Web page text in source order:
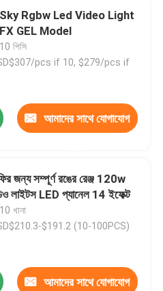
Rgbw Led Video Light
GEL Model
পিসি
pcs if 10, $279/pcs if
আমাদের সাথে যোগাযোগ
জন্য সম্পূর্ণ রঙের রেঞ্জ 120w
লাইটস LED প্যানেল 14 ইফেক্ট
খানা
$191.2 (10-100PCS)
আমাদের সাথে যোগাযোগ ফটোগ্রাফিক DMX 24 ওয়াট রিচার্জেবল LED টিউব লাইট RGB পোর্টেবল ব্যাটারি